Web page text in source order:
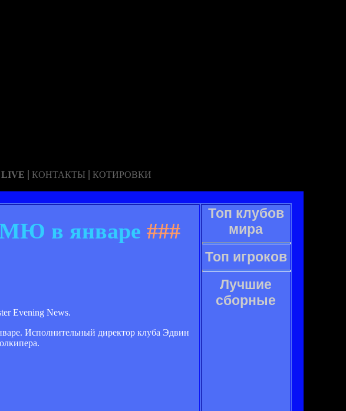
| КОНТАКТЫ | КОТИРОВКИ
МЮ в январе ###
Evening News.
Исполнительный директор клуба Эдвин
Топ клубов
мира
Топ игроков
Лучшие
сборные